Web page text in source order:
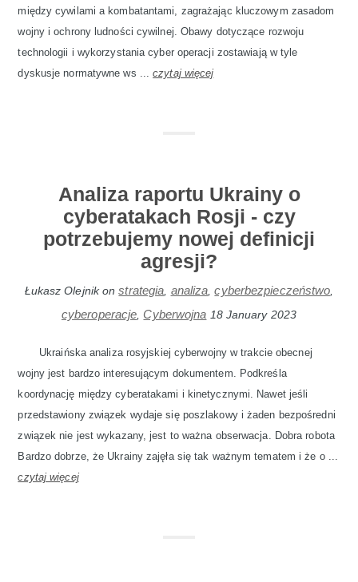
między cywilami a kombatantami, zagrażając kluczowym zasadom
wojny i ochrony ludności cywilnej. Obawy dotyczące rozwoju
technologii i wykorzystania cyber operacji zostawiają w tyle
dyskusje normatywne ws ...czytaj więcej
Analiza raportu Ukrainy o
cyberatakach Rosji - czy
potrzebujemy nowej definicji
agresji?
Łukasz Olejnikonstrategia analiza ,cyberbezpieczeństwo
cyberoperacje Cyberwojna 18 January 2023
Ukraińska analiza rosyjskiej cyberwojny w trakcie obecnej
wojny jest bardzo interesującym dokumentem. Podkreśla
koordynację między cyberatakami i kinetycznymi. Nawet jeśli
przedstawiony związek wydaje się poszlakowy i żaden bezpośredni
związek nie jest wykazany, jest to ważna obserwacja. Dobra robota
Bardzo dobrze, że Ukrainy zajęła się tak ważnym tematem i że o ...
czytaj więcej